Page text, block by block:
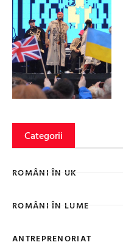
Categorii
ROMÂNI ÎN UK
ROMÂNI ÎN LUME
ANTREPRENORIAT